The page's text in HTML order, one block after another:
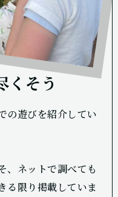
くそう
の遊びを紹介してい
、ネットで調べても
る限り掲載していま